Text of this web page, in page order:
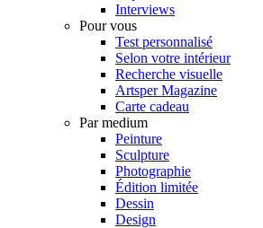
Interviews
Pour vous
Test personnalisé
Selon votre intérieur
Recherche visuelle
Artsper Magazine
Carte cadeau
Par medium
Peinture
Sculpture
Photographie
Édition limitée
Dessin
Design